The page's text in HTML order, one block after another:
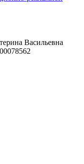
Васильевна